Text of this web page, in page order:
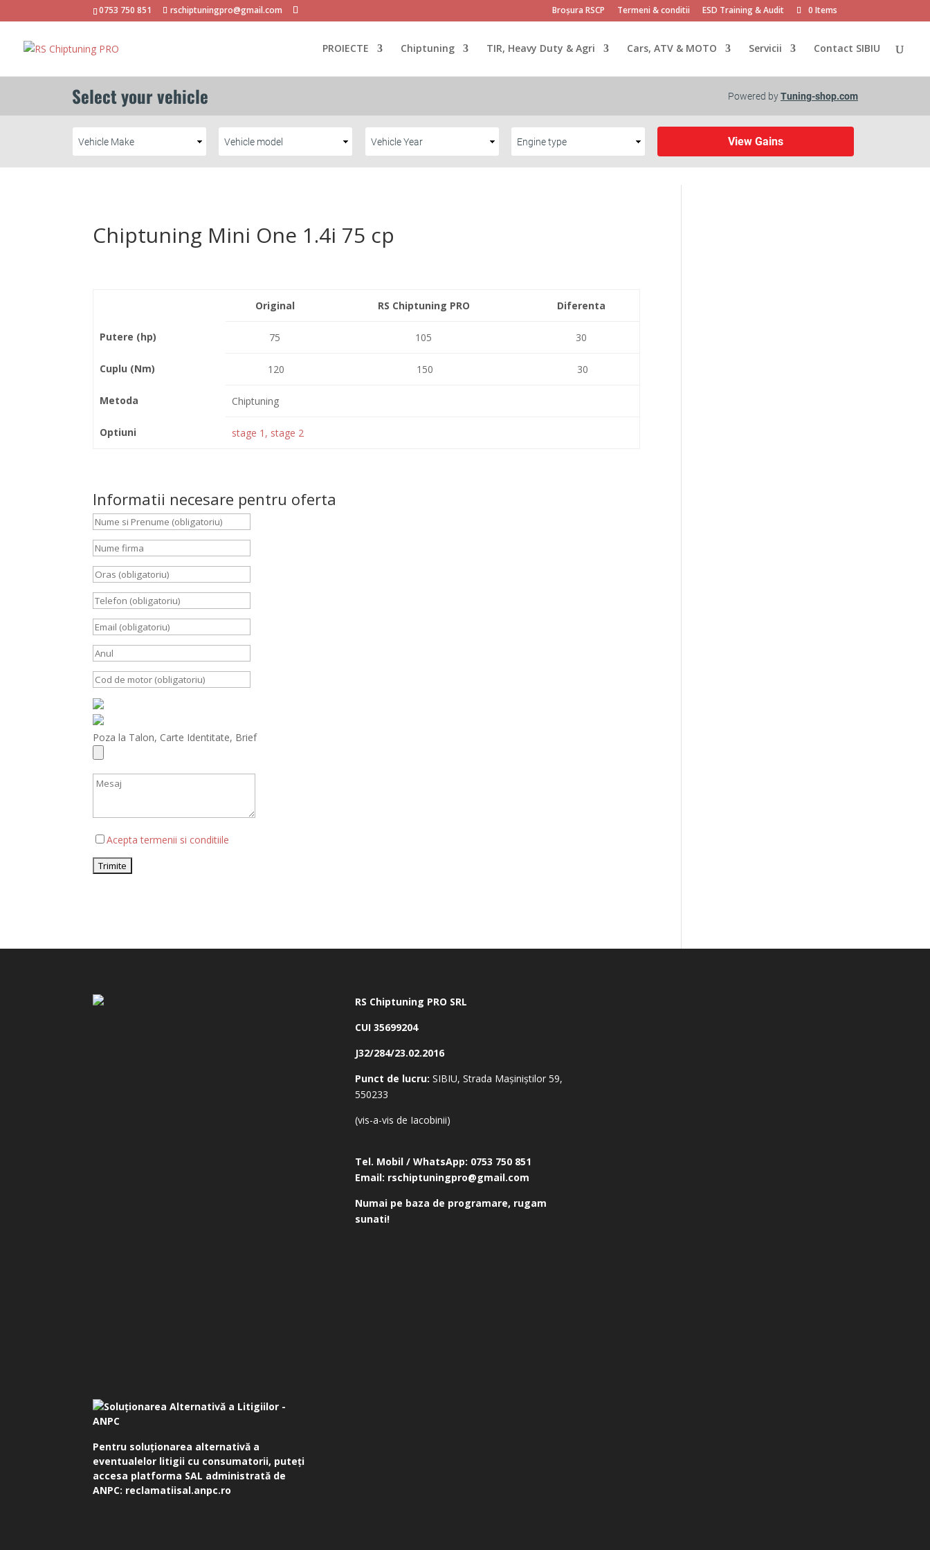
0753 750 851 rschiptuningpro@gmail.com Broșura RSCP Termeni & conditii ESD Training & Audit 0 Items
PROIECTE Chiptuning TIR, Heavy Duty & Agri Cars, ATV & MOTO Servicii Contact SIBIU
Chiptuning Mini One 1.4i 75 cp
Original RS Chiptuning PRO Diferenta
Putere (hp) 75 105 30
Cuplu (Nm) 120 150 30
Metoda Chiptuning
Optiuni stage 1, stage 2
Informatii necesare pentru oferta
Poza la Talon, Carte Identitate, Brief
Acepta termenii si conditiile
RS Chiptuning PRO SRL
CUI 35699204
J32/284/23.02.2016
Punct de lucru: SIBIU, Strada Mașiniștilor 59,
550233
(vis-a-vis de Iacobinii)
Tel. Mobil / WhatsApp: 0753 750 851
Email: rschiptuningpro@gmail.com
Numai pe baza de programare, rugam
sunati!
Pentru soluționarea alternativă a
eventualelor litigii cu consumatorii, puteți
accesa platforma SAL administrată de
ANPC: reclamatiisal.anpc.ro